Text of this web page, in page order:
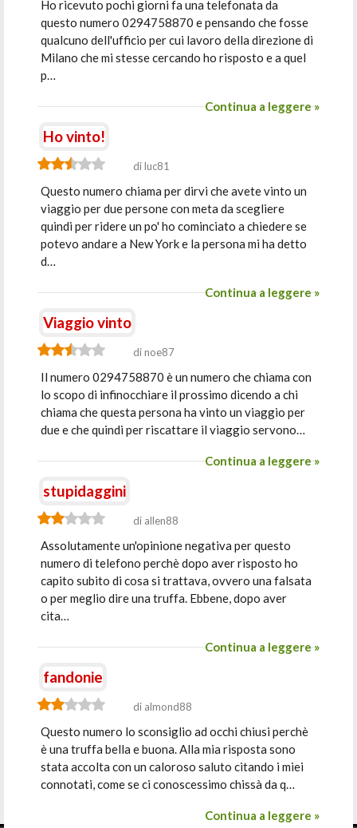
Ho ricevuto pochi giorni fa una telefonata da
questo numero 0294758870 e pensando che fosse
qualcuno dell'ufficio per cui lavoro della direzione di
Milano che mi stesse cercando ho risposto e a quel
p…
Continua a leggere »
Ho vinto!
di luc81
Questo numero chiama per dirvi che avete vinto un
viaggio per due persone con meta da scegliere
quindi per ridere un po' ho cominciato a chiedere se
potevo andare a New York e la persona mi ha detto
d…
Continua a leggere »
Viaggio vinto
di noe87
Il numero 0294758870 è un numero che chiama con
lo scopo di infinocchiare il prossimo dicendo a chi
chiama che questa persona ha vinto un viaggio per
due e che quindi per riscattare il viaggio servono…
Continua a leggere »
stupidaggini
di allen88
Assolutamente un'opinione negativa per questo
numero di telefono perchè dopo aver risposto ho
capito subito di cosa si trattava, ovvero una falsata
o per meglio dire una truffa. Ebbene, dopo aver
cita…
Continua a leggere »
fandonie
di almond88
Questo numero lo sconsiglio ad occhi chiusi perchè
è una truffa bella e buona. Alla mia risposta sono
stata accolta con un caloroso saluto citando i miei
connotati, come se ci conoscessimo chissà da q…
Continua a leggere »